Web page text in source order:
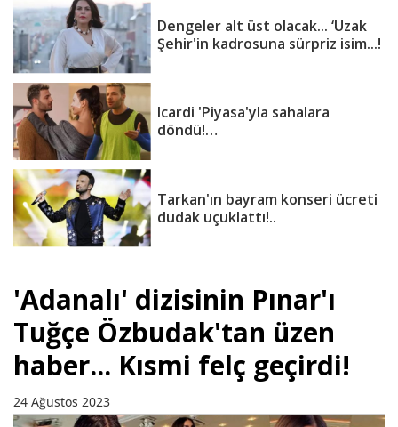
Dengeler alt üst olacak... ‘Uzak
Şehir'in kadrosuna sürpriz isim...!
Icardi 'Piyasa'yla sahalara
döndü!…
Tarkan'ın bayram konseri ücreti
dudak uçuklattı!..
'Adanalı' dizisinin Pınar'ı
Tuğçe Özbudak'tan üzen
haber... Kısmi felç geçirdi!
24 Ağustos 2023